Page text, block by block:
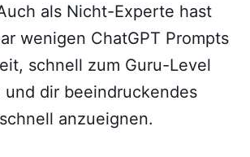
als Nicht-Experte hast
wenigen ChatGPT Prompts
schnell zum Guru-Level
und dir beeindruckendes
anzueignen.